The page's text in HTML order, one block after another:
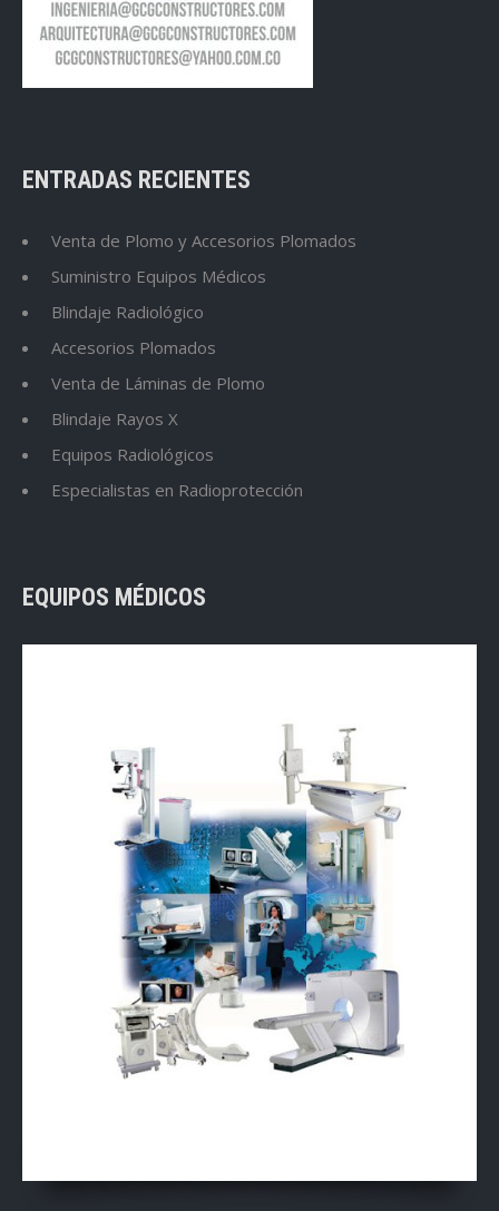
ENTRADAS RECIENTES
Venta de Plomo y Accesorios Plomados
Suministro Equipos Médicos
Blindaje Radiológico
Accesorios Plomados
Venta de Láminas de Plomo
Blindaje Rayos X
Equipos Radiológicos
Especialistas en Radioprotección
EQUIPOS MÉDICOS